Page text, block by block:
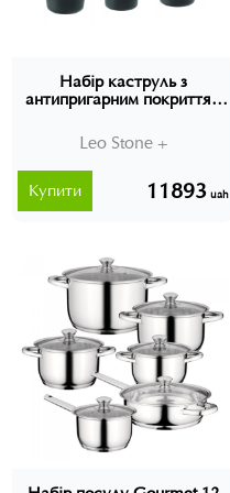
Набір каструль з
антипригарним покриттям
Berghoff, 5555999
Leo Stone +
11893 uah
Купити